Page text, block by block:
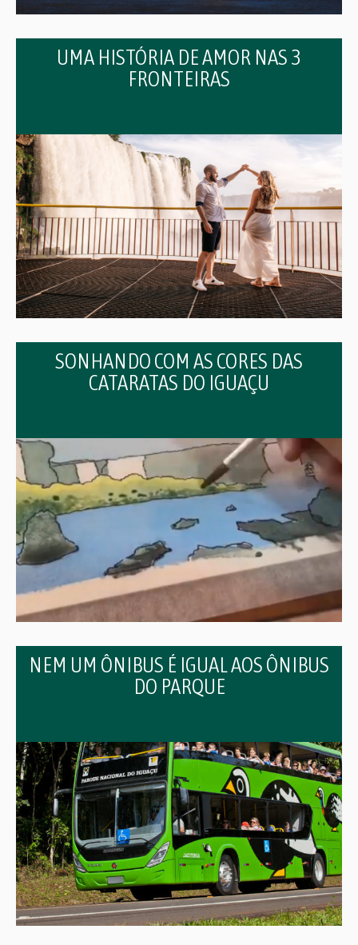
UMA HISTÓRIA DE AMOR NAS 3
FRONTEIRAS
SONHANDO COM AS CORES DAS
CATARATAS DO IGUAÇU
NEM UM ÔNIBUS É IGUAL AOS ÔNIBUS
DO PARQUE